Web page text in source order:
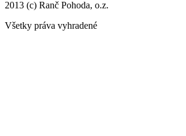
2013 (c) Ranč Pohoda, o.z.
Všetky práva vyhradené